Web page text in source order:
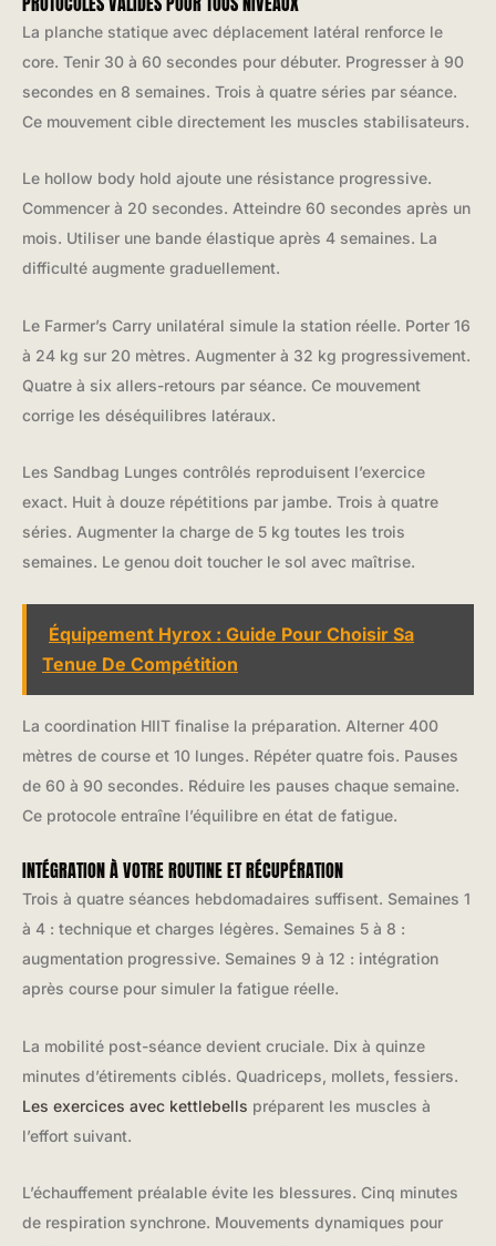
La planche statique avec déplacement latéral renforce le
core. Tenir 30 à 60 secondes pour débuter. Progresser à 90
secondes en 8 semaines. Trois à quatre séries par séance.
Ce mouvement cible directement les muscles stabilisateurs.
Le hollow body hold ajoute une résistance progressive.
Commencer à 20 secondes. Atteindre 60 secondes après un
mois. Utiliser une bande élastique après 4 semaines. La
difficulté augmente graduellement.
Le Farmer’s Carry unilatéral simule la station réelle. Porter 16
à 24 kg sur 20 mètres. Augmenter à 32 kg progressivement.
Quatre à six allers-retours par séance. Ce mouvement
corrige les déséquilibres latéraux.
Les Sandbag Lunges contrôlés reproduisent l’exercice
exact. Huit à douze répétitions par jambe. Trois à quatre
séries. Augmenter la charge de 5 kg toutes les trois
semaines. Le genou doit toucher le sol avec maîtrise.
Équipement Hyrox : Guide Pour Choisir Sa
Tenue De Compétition
La coordination HIIT finalise la préparation. Alterner 400
mètres de course et 10 lunges. Répéter quatre fois. Pauses
de 60 à 90 secondes. Réduire les pauses chaque semaine.
Ce protocole entraîne l’équilibre en état de fatigue.
INTÉGRATION À VOTRE ROUTINE ET RÉCUPÉRATION
Trois à quatre séances hebdomadaires suffisent. Semaines 1
à 4 : technique et charges légères. Semaines 5 à 8 :
augmentation progressive. Semaines 9 à 12 : intégration
après course pour simuler la fatigue réelle.
La mobilité post-séance devient cruciale. Dix à quinze
minutes d’étirements ciblés. Quadriceps, mollets, fessiers.
Les exercices avec kettlebells préparent les muscles à
l’effort suivant.
L’échauffement préalable évite les blessures. Cinq minutes
de respiration synchrone. Mouvements dynamiques pour